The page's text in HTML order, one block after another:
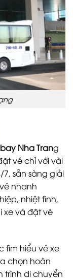
Nha Trang
vé chỉ với vài
sẵn sàng giải
nhanh
nhiệt tình,
xe và đặt vé
tìm hiểu vé xe
chọn hoàn
trình di chuyển